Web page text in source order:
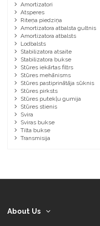
Amortizatori
Atsperes
Riteņa piedziņa
Amortizatora atbalsta gultnis
Amortizatora atbalsts
Lodbalsts
Stabilizatora atsaite
Stabilizatora bukse
Stūres iekārtas filtrs
Stūres mehānisms
Stūres pastiprinātāja sūknis
Stūres pirksts
Stūres putekļu gumija
Stūres stienis
Svira
Sviras bukse
Tilta bukse
Transmisija
About Us